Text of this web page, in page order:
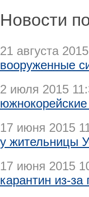
Новости
21 августа
вооруженные
2 июля 2015
17 июня 2015
у жительницы
17 июня 2015
карантин из-